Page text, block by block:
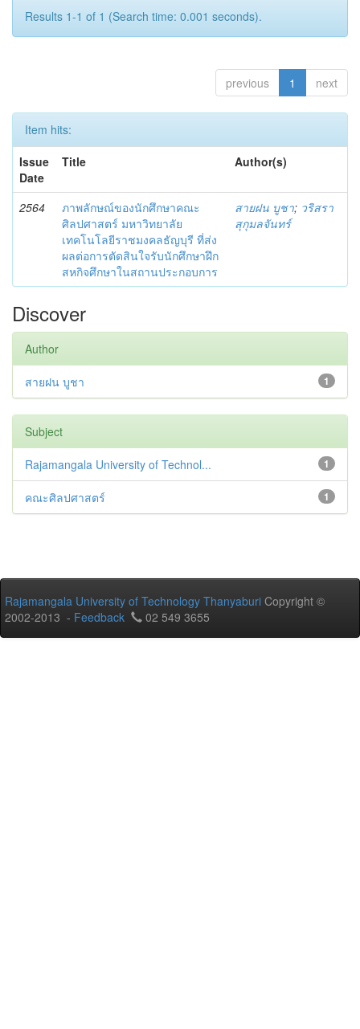
Results 1-1 of 1 (Search time: 0.001 seconds).
previous 1 next
Item hits:
Issue
Date
Title Author(s)
2564
ภาพลักษณ์ของนักศึกษาคณะ
ศิลปศาสตร์ มหาวิทยาลัย
เทคโนโลยีราชมงคลธัญบุรี ที่ส่ง
ผลต่อการตัดสินใจรับนักศึกษาฝึก
สหกิจศึกษาในสถานประกอบการ
สายฝน บูชา; วริสรา
สุกุมลจันทร์
Discover
Author
1
สายฝน บูชา
Subject
1
Rajamangala University of Technol...
1
คณะศิลปศาสตร์
Rajamangala University of Technology Thanyaburi Copyright ©
2002-2013 - Feedback 02 549 3655